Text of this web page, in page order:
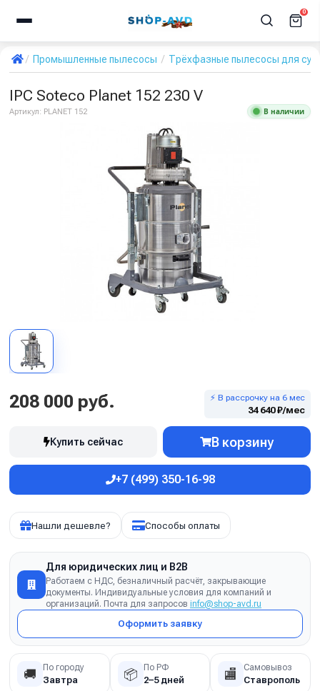
0
Промышленные пылесосы Трёхфазные пылесосы для
IPC Soteco Planet 152 230 V
Артикул: PLANET 152 В наличии
208 000 руб. ⚡ В рассрочку на 6 мес
34 640 ₽/мес
Купить сейчас В корзину
+7 (499) 350-16-98
Нашли дешевле? Способы оплаты
Для юридических лиц и B2B
Работаем с НДС, безналичный расчёт, закрывающие
документы. Индивидуальные условия для компаний и
организаций. Почта для запросов info@shop-avd.ru
Оформить заявку
🚚 По городу
Завтра 📦 По РФ
2–5 дней 🏬 Самовывоз
Ставрополь